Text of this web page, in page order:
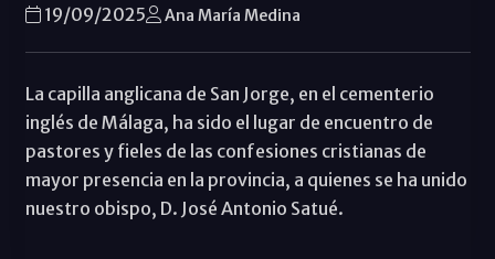
19/09/2025 Ana María Medina
La capilla anglicana de San Jorge, en el cementerio
inglés de Málaga, ha sido el lugar de encuentro de
pastores y fieles de las confesiones cristianas de
mayor presencia en la provincia, a quienes se ha unido
nuestro obispo, D. José Antonio Satué.